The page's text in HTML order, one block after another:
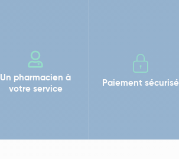
Un pharmacien à
votre service
Paiement sécurisé